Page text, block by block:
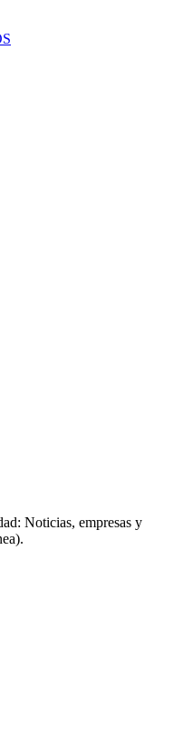
Noticias, empresas y